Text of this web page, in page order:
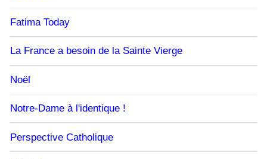
Fatima Today
La France a besoin de la Sainte Vierge
Noël
Notre-Dame à l'identique !
Perspective Catholique